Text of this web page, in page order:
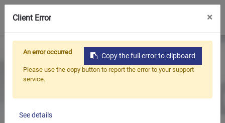
首頁 產品 油封檢測機 油封耐漏壽命測試機
Client Error ×
Copy the full error to clipboard
An error occurred
Please use the copy button to report the error to your support
service.
See details